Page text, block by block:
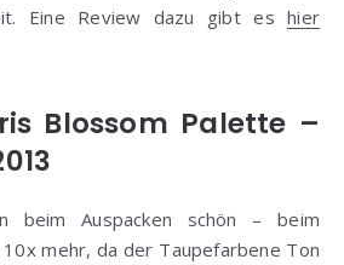
Eine Review dazu gibt eshier
Blossom Palette –
beim Auspacken schön – beim
mehr, da der Taupefarbene Ton